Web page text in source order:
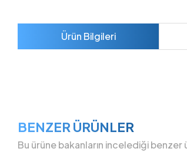
Ürün Bilgileri
BENZER ÜRÜNLER
Bu ürüne bakanların incelediği benzer